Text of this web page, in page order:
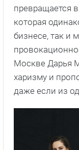
превращается
которая
бизнесе, так и
Москве Дарья
харизму и
даже если из